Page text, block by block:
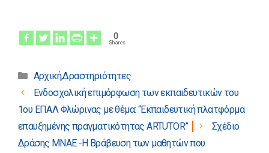
0
Shares
Κατηγορίες
Αρχική,Δραστηριότητες
Πλοήγηση
άρθρων
Ενδοσχολική επιμόρφωση των εκπαιδευτικών του
1ου ΕΠΑΛ Φλώρινας με θέμα: “Εκπαιδευτική πλατφόρμα
επαυξημένης πραγματικότητας ARTUTOR”
Σχέδιο
Δράσης ΜΝΑΕ -Η Βράβευση των μαθητών που